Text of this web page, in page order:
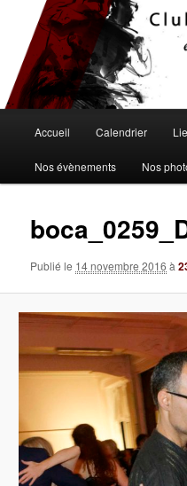
contenu
principal
principal
Accueil Calendrier
Nos évènements Nos
Publié le 14 novembre 2016 à